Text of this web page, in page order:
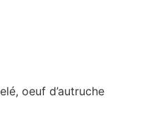
oeuf d’autruche